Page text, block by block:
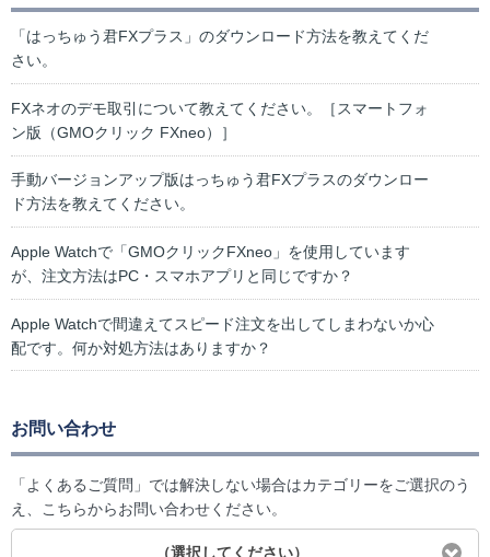
「はっちゅう君FXプラス」のダウンロード方法を教えてくだ
さい。
FXネオのデモ取引について教えてください。［スマートフォ
ン版（GMOクリック FXneo）］
手動バージョンアップ版はっちゅう君FXプラスのダウンロー
ド方法を教えてください。
Apple Watchで「GMOクリックFXneo」を使用しています
が、注文方法はPC・スマホアプリと同じですか？
Apple Watchで間違えてスピード注文を出してしまわないか心
配です。何か対処方法はありますか？
お問い合わせ
「よくあるご質問」では解決しない場合はカテゴリーをご選択のう
え、こちらからお問い合わせください。
（選択してください）